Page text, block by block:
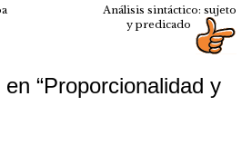
Análisis sintáctico: sujeto
y predicado
“Proporcionalidad y